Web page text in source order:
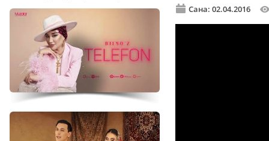
Сана: 02.04.2016